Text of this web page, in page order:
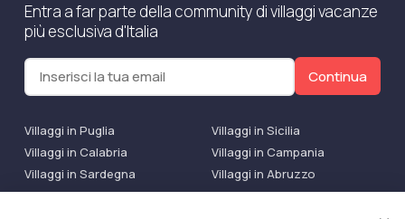
Entra a far parte della community di villaggi vacanze
più esclusiva d'Italia
Continua
Villaggi in Puglia
Villaggi in Sicilia
Villaggi in Calabria
Villaggi in Campania
Villaggi in Sardegna
Villaggi in Abruzzo
Villaggi Bluserena
Villaggi TH Resort